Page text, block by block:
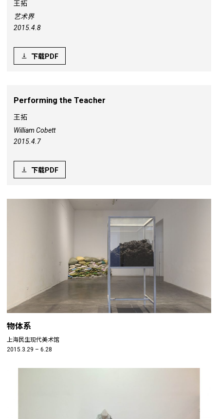
王拓
艺术界
2015.4.8
下载PDF
Performing the Teacher
王拓
William Cobett
2015.4.7
下载PDF
物体系
上海民生现代美术馆
2015.3.29 – 6.28